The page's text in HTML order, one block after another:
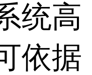
统高
依据